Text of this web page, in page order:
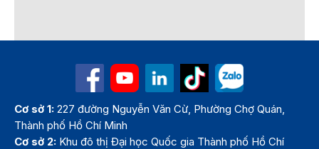
Cơ sở 1: 227 đường Nguyễn Văn Cừ, Phường Chợ Quán,
Thành phố Hồ Chí Minh
Cơ sở 2: Khu đô thị Đại học Quốc gia Thành phố Hồ Chí